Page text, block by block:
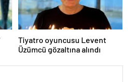
Tiyatro oyuncusu Levent
Üzümcü gözaltına alındı